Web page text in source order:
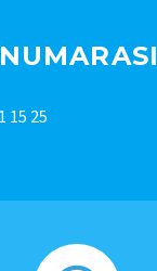
NUMARASI
15 25